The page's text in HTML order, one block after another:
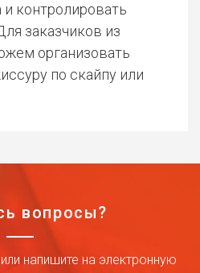
и контролировать
заказчиков из
организовать
по скайпу или
вопросы?
напишите на электронную